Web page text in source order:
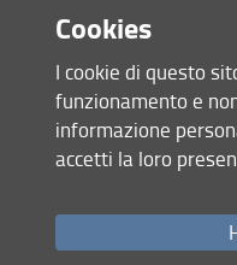
Site map
RSS feed
Privacy policy
Accessibility
Monitoring
Cookies
I cookie di questo
funzionamento e
informazione
accetti la loro